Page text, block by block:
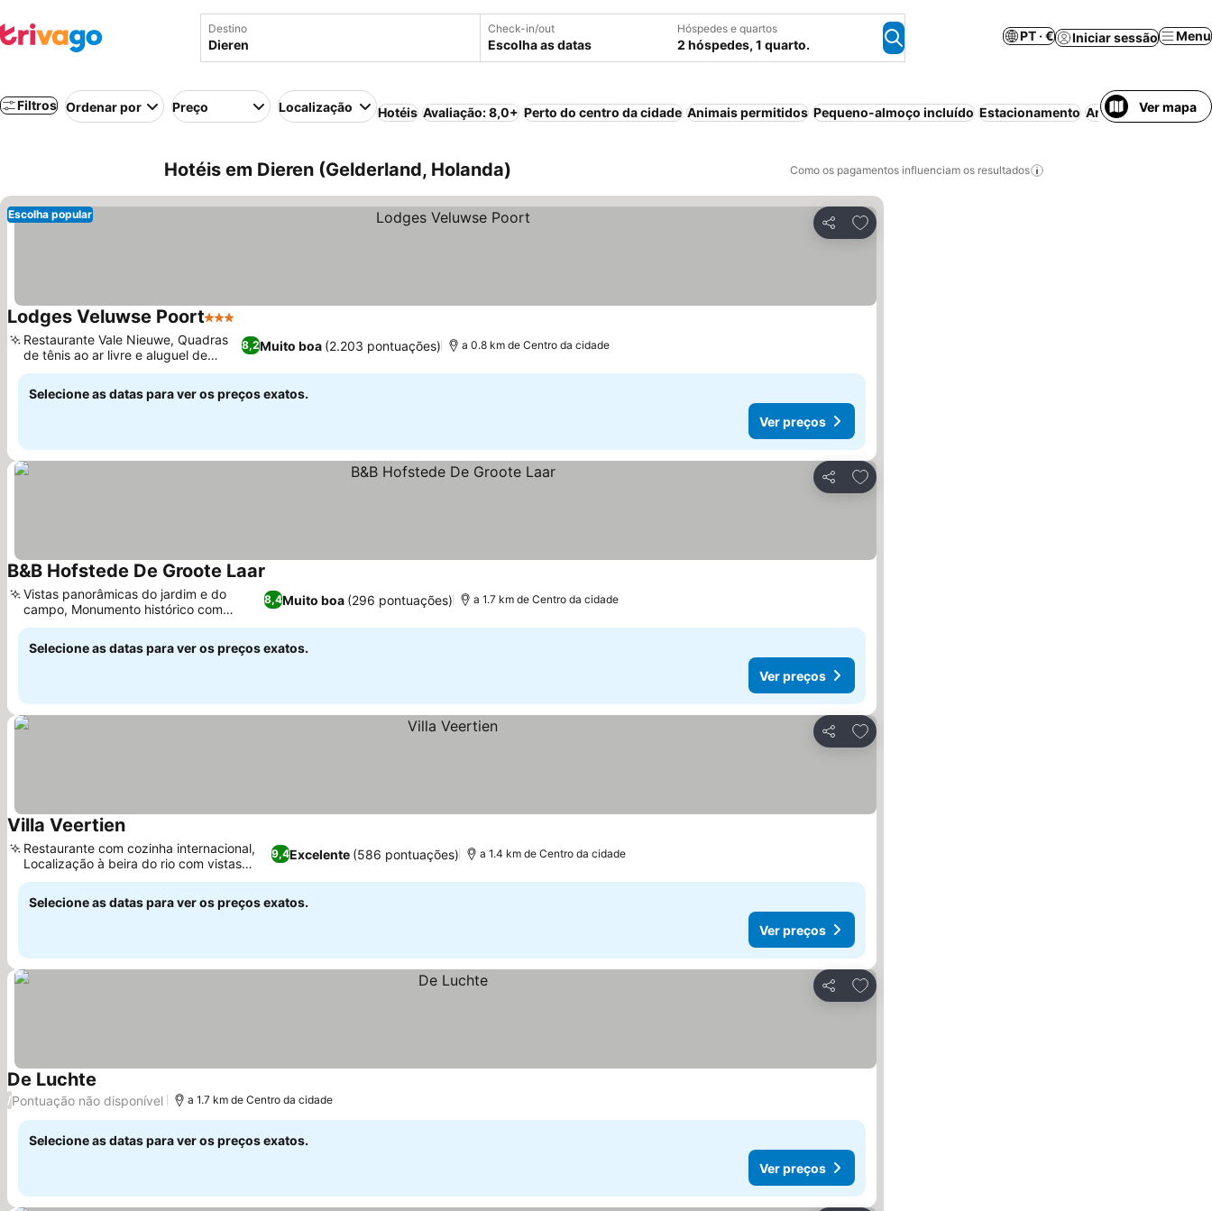
Destino Check-in/out
Escolha as datas
Hóspedes e quartos
2 hóspedes, 1 quarto.
PT · € Iniciar sessão Menu
Filtros Ordenar por Preço Localização Hotéis Avaliação: 8,0+ Perto do centro da cidade Animais permitidos Pequeno-almoço incluído Estacionamento Ar condicionado
Ver mapa
Hotéis em Dieren (Gelderland, Holanda) Como os pagamentos influenciam os resultados
Partilhar
Adicionar aos favoritos
Escolha popular
Lodges Veluwse Poort3 Estrelas
8,2Muito boa (2.203 pontuações)
Restaurante Vale Nieuwe, Quadras
de tênis ao ar livre e aluguel de
bicicletas
a 0.8 km de Centro da cidade
Selecione as datas para ver os preços exatos.
Ver preços
Partilhar
Adicionar aos favoritos
B&B Hofstede De Groote Laar
8,4Muito boa (296 pontuações)
Vistas panorâmicas do jardim e do
campo, Monumento histórico com
charme autêntico
a 1.7 km de Centro da cidade
Selecione as datas para ver os preços exatos.
Ver preços
Partilhar
Adicionar aos favoritos
Villa Veertien
9,4Excelente (586 pontuações)
Restaurante com cozinha internacional,
Localização à beira do rio com vistas
panorâmicas
a 1.4 km de Centro da cidade
Selecione as datas para ver os preços exatos.
Ver preços
Partilhar
Adicionar aos favoritos
De Luchte
/Pontuação não disponível a 1.7 km de Centro da cidade
Selecione as datas para ver os preços exatos.
Ver preços